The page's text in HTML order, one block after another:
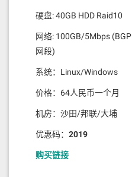
硬盘: 40GB HDD Raid10
网络: 100GB/5Mbps (BGP
网段)
系统：Linux/Windows
价格：64人民币一个月
机房：沙田/邦联/大埔
优惠码： 2019
购买链接